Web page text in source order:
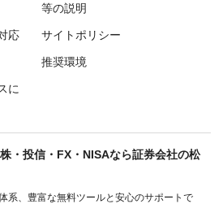
等の説明
応 サイトポリシー
推奨環境
に
・投信・FX・NISAなら証券会社の松
系、豊富な無料ツールと安心のサポートで